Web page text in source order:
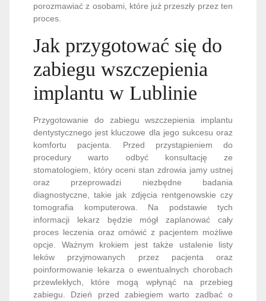
porozmawiać z osobami, które już przeszły przez ten
proces.
Jak przygotować się do
zabiegu wszczepienia
implantu w Lublinie
Przygotowanie do zabiegu wszczepienia implantu
dentystycznego jest kluczowe dla jego sukcesu oraz
komfortu pacjenta. Przed przystąpieniem do
procedury warto odbyć konsultację ze
stomatologiem, który oceni stan zdrowia jamy ustnej
oraz przeprowadzi niezbędne badania
diagnostyczne, takie jak zdjęcia rentgenowskie czy
tomografia komputerowa. Na podstawie tych
informacji lekarz będzie mógł zaplanować cały
proces leczenia oraz omówić z pacjentem możliwe
opcje. Ważnym krokiem jest także ustalenie listy
leków przyjmowanych przez pacjenta oraz
poinformowanie lekarza o ewentualnych chorobach
przewlekłych, które mogą wpłynąć na przebieg
zabiegu. Dzień przed zabiegiem warto zadbać o